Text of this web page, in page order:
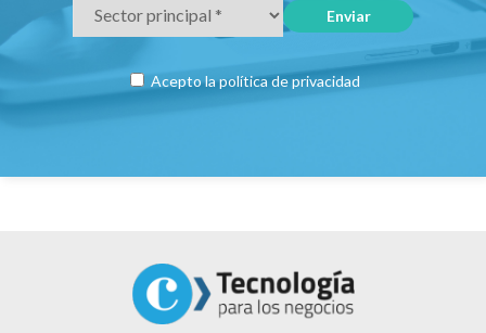
Acepto lapolítica de privacidad